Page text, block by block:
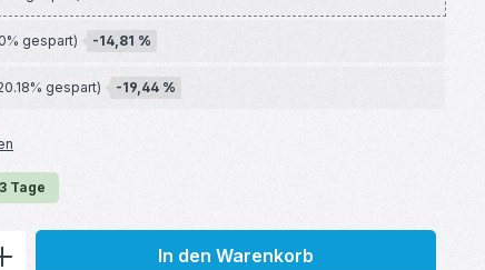
gespart) -14,81 %
gespart) -19,44 %
Tage
den gewünschten Wert ein oder
In den Warenkorb